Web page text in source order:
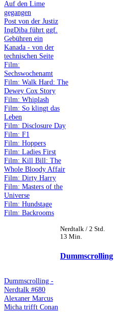
Auf den Lime
gegangen
Post von der Justiz
IngDiba führt ggf.
Gebühren ein
Kanada - von der
technischen Seite
Film:
Sechswochenamt
Film: Walk Hard: The
Dewey Cox Story
Film: Whiplash
Film: So klingt das
Leben
Film: Disclosure Day
Film: F1
Film: Hoppers
Film: Ladies First
Film: Kill Bill: The
Whole Bloody Affair
Film: Dirty Harry
Film: Masters of the
Universe
Film: Hundstage
Film: Backrooms
Nerdtalk / 2 Std.
13 Min.
Dummscrolling
Dummscrolling -
Nerdtalk #680
Alexaner Marcus
Micha trifft Conan